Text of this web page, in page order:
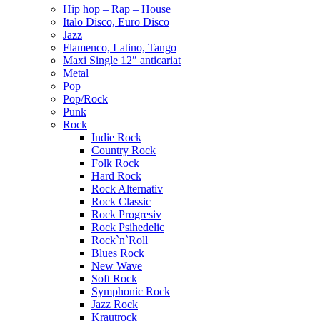
Hip hop – Rap – House
Italo Disco, Euro Disco
Jazz
Flamenco, Latino, Tango
Maxi Single 12″ anticariat
Metal
Pop
Pop/Rock
Punk
Rock
Indie Rock
Country Rock
Folk Rock
Hard Rock
Rock Alternativ
Rock Classic
Rock Progresiv
Rock Psihedelic
Rock`n`Roll
Blues Rock
New Wave
Soft Rock
Symphonic Rock
Jazz Rock
Krautrock